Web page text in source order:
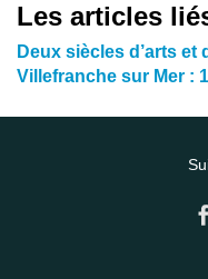
Les articles
Deux siècles d’arts et
Villefranche sur Mer :